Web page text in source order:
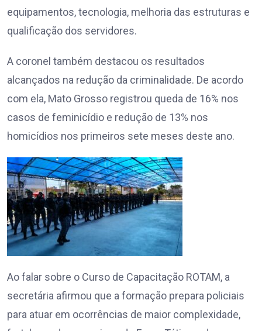
equipamentos, tecnologia, melhoria das estruturas e
qualificação dos servidores.
A coronel também destacou os resultados
alcançados na redução da criminalidade. De acordo
com ela, Mato Grosso registrou queda de 16% nos
casos de feminicídio e redução de 13% nos
homicídios nos primeiros sete meses deste ano.
Ao falar sobre o Curso de Capacitação ROTAM, a
secretária afirmou que a formação prepara policiais
para atuar em ocorrências de maior complexidade,